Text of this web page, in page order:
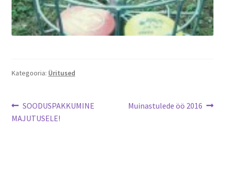
Rattamatk
Toitlustus
Catering
Kategooria: Üritused
Navigeerimine
Eelmine
postitus:
SOODUSPAKKUMINE
MAJUTUSELE!
Järgmine
Muinastulede öö 2016